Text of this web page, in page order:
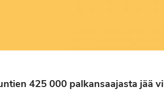
425 000 palkansaajasta jää